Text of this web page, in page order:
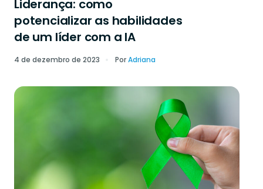
Liderança: como
potencializar as habilidades
de um líder com a IA
4 de dezembro de 2023 PorAdriana